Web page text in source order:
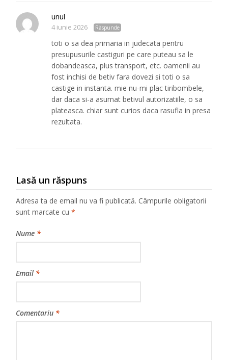
unul
4 iunie 2026 Răspunde
toti o sa dea primaria in judecata pentru
presupusurile castiguri pe care puteau sa le
dobandeasca, plus transport, etc. oamenii au
fost inchisi de betiv fara dovezi si toti o sa
castige in instanta. mie nu-mi plac tiribombele,
dar daca si-a asumat betivul autorizatiile, o sa
plateasca. chiar sunt curios daca rasufla in presa
rezultata.
Lasă un răspuns
Adresa ta de email nu va fi publicată. Câmpurile obligatorii
sunt marcate cu*
Nume *
Email *
Comentariu *